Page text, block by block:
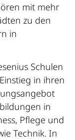
mit mehr
zu den
in
Schulen
in ihren
in
Pflege und
Technik. In